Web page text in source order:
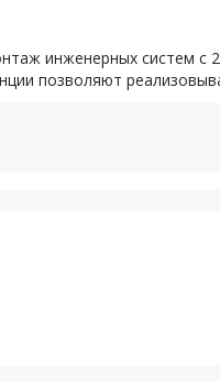
инженерных систем с
позволяют